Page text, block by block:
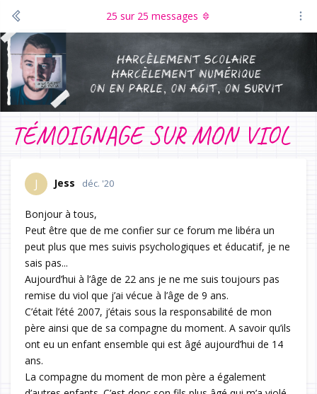
TÉMOIGNAGE SUR MON VIOL
25 sur 25 messages
J Jess déc. '20
Bonjour à tous,
Peut être que de me confier sur ce forum me libéra un
peut plus que mes suivis psychologiques et éducatif, je ne
sais pas...
Aujourd’hui à l’âge de 22 ans je ne me suis toujours pas
remise du viol que j’ai vécue à l’âge de 9 ans.
C’était l’été 2007, j’étais sous la responsabilité de mon
père ainsi que de sa compagne du moment. A savoir qu’ils
ont eu un enfant ensemble qui est âgé aujourd’hui de 14
ans.
La compagne du moment de mon père a également